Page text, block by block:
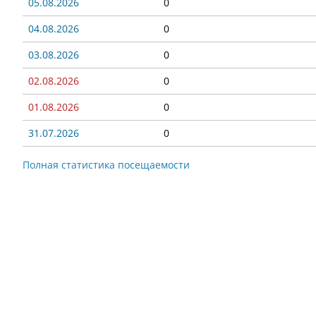
04.08.2026
0
03.08.2026
0
02.08.2026
0
01.08.2026
0
31.07.2026
0
Полная статистика посещаемости